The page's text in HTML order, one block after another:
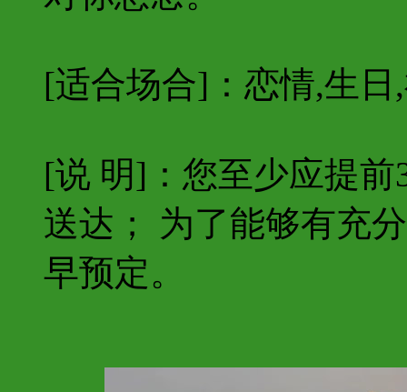
[适合场合]：恋情,生日
[说 明]：您至少应提
送达； 为了能够有充
早预定。